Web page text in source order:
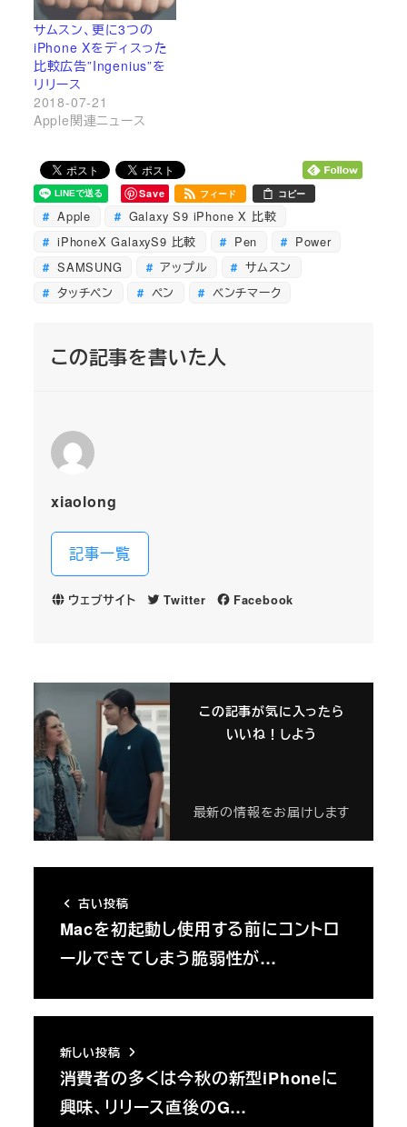
サムスン、更に3つの
iPhone Xをディスった
比較広告”Ingenius”を
リリース
2018-07-21
Apple関連ニュース
Save フィード コピー
Apple
Galaxy S9 iPhone X 比較
iPhoneX GalaxyS9 比較
Pen
Power
SAMSUNG
アップル
サムスン
タッチペン
ペン ベンチマーク
この記事を書いた人
xiaolong
記事一覧
ウェブサイト Twitter Facebook
この記事が気に入ったら
いいね！しよう
最新の情報をお届けします
古い投稿
Macを初起動し使用する前にコントロ
ールできてしまう脆弱性が…
新しい投稿
消費者の多くは今秋の新型iPhoneに
興味、リリース直後のG…